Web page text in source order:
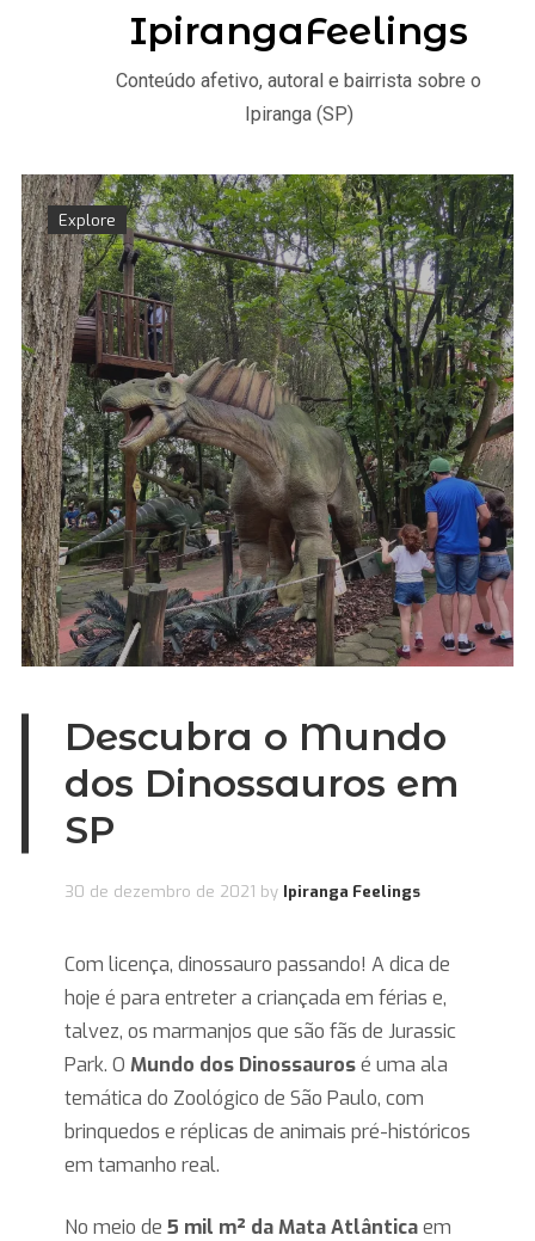
Explore
Descubra o Mundo
dos Dinossauros em
SP
30 de dezembro de 2021 by Ipiranga Feelings
Com licença, dinossauro passando! A dica de
hoje é para entreter a criançada em férias e,
talvez, os marmanjos que são fãs de Jurassic
Park. O Mundo dos Dinossaurosé uma ala
temática do Zoológico de São Paulo, com
brinquedos e réplicas de animais pré-históricos
em tamanho real.
No meio de 5 mil m² da Mata Atlânticaem
IpirangaFeelings
Conteúdo afetivo, autoral e bairrista sobre o
Ipiranga (SP)